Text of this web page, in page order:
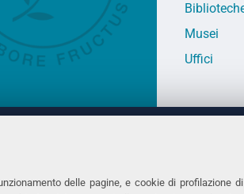
delle pagine, e cookie di profilazione
Musei
Uffici
Prof.ssa Laura Ramaciotti